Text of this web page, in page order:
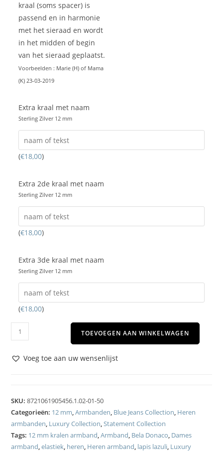
kraal (soms spacer) is
passend en in harmonie
met het sieraad en wordt
in het midden of begin
van het sieraad geplaatst.
Voorbeelden : Marie (H) of Mama
(K) 23-03-2019
Extra kraal met naam
Sterling Zilver 12 mm
(€18,00)
Extra 2de kraal met naam
Sterling Zilver 12 mm
(€18,00)
Extra 3de kraal met naam
Sterling Zilver 12 mm
(€18,00)
TOEVOEGEN AAN WINKELWAGEN
Voeg toe aan uw wensenlijst
SKU:8721061905456.1.02-01-50
Categorieën: 12 mm,Armbanden, Blue Jeans Collection, Heren
armbanden, Luxury Collection,Statement Collection
Tags: 12 mm kralen armband,Armband, Bela Donaco, Dames
armband,elastiek, heren, Heren armband, lapis lazuli, Luxury